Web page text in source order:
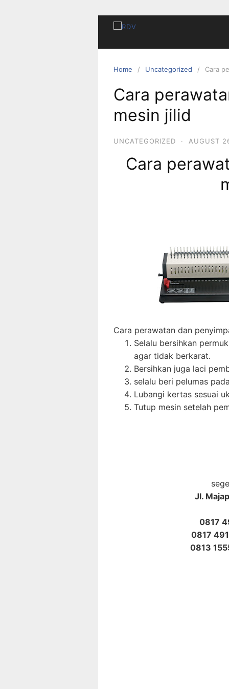
Home Uncategorized Cara
Cara
mesin jilid
UNCATEGORIZED · AUGUST
Cara
Cara perawatan dan
Selalu bersihkan
agar tidak berkarat.
Bersihkan juga laci
selalu beri pelumas
Lubangi kertas sesuai
Tutup mesin setelah
Jl.
0817
0817
0813